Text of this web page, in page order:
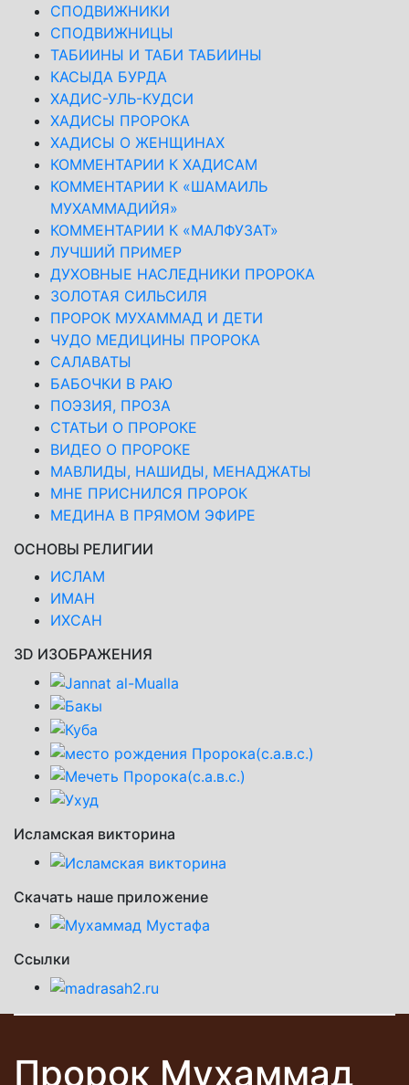
СПОДВИЖНИКИ
СПОДВИЖНИЦЫ
ТАБИИНЫ И ТАБИ ТАБИИНЫ
КАСЫДА БУРДА
ХАДИС-УЛЬ-КУДСИ
ХАДИСЫ ПРОРОКА
ХАДИСЫ О ЖЕНЩИНАХ
КОММЕНТАРИИ К ХАДИСАМ
КОММЕНТАРИИ К «ШАМАИЛЬ
МУХАММАДИЙЯ»
КОММЕНТАРИИ К «МАЛФУЗАТ»
ЛУЧШИЙ ПРИМЕР
ДУХОВНЫЕ НАСЛЕДНИКИ ПРОРОКА
ЗОЛОТАЯ СИЛЬСИЛЯ
ПРОРОК МУХАММАД И ДЕТИ
ЧУДО МЕДИЦИНЫ ПРОРОКА
САЛАВАТЫ
БАБОЧКИ В РАЮ
ПОЭЗИЯ, ПРОЗА
СТАТЬИ О ПРОРОКЕ
ВИДЕО О ПРОРОКЕ
МАВЛИДЫ, НАШИДЫ, МЕНАДЖАТЫ
МНЕ ПРИСНИЛСЯ ПРОРОК
МЕДИНА В ПРЯМОМ ЭФИРЕ
ОСНОВЫ РЕЛИГИИ
ИСЛАМ
ИМАН
ИХСАН
3D ИЗОБРАЖЕНИЯ
Исламская викторина
Скачать наше приложение
Ссылки
Пророк Мухаммад